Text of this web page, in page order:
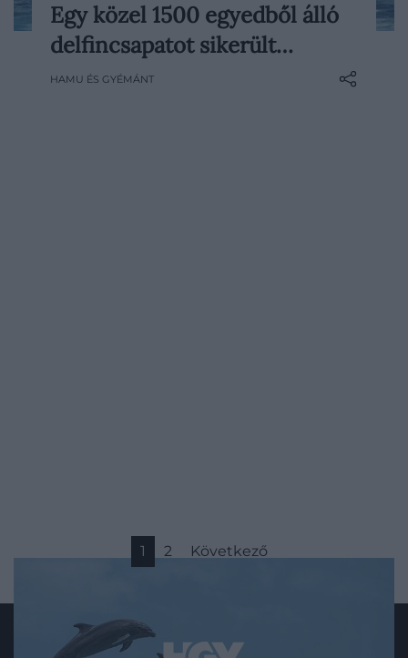
Néhány tengerbiológus egy egészen ritka
látványnak lehetett szemtanúja: egy több
mint 1500 egyedből álló óriási
Egy közel 1500 egyedből álló
delfincsapatot sikerült…
HAMU ÉS GYÉMÁNT
1 2 Következő